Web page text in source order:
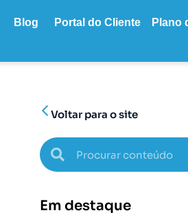
Blog Portal do Cliente Plano
Voltar para o site
Em destaque